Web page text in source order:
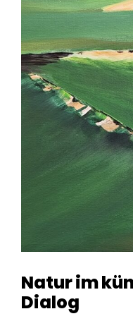
Natur im
Dialog